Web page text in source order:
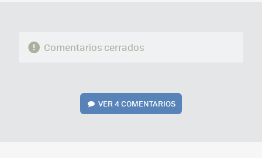
Comentarios cerrados
VER4 COMENTARIOS